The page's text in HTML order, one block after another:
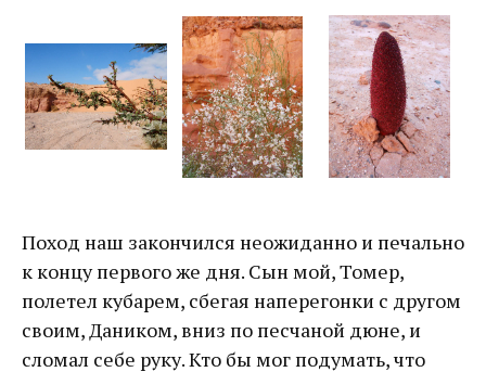
Поход наш закончился неожиданно и печально
к концу первого же дня. Сын мой, Томер,
полетел кубарем, сбегая наперегонки с другом
своим, Даником, вниз по песчаной дюне, и
сломал себе руку. Кто бы мог подумать, что